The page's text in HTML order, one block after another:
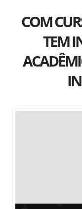
COM
TEM